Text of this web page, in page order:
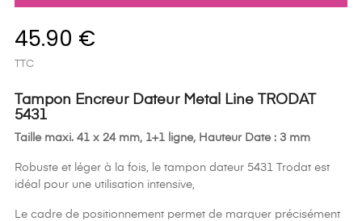
45.90 €
TTC
Tampon Encreur Dateur Metal Line TRODAT
5431
Taille maxi. 41 x 24 mm, 1+1 ligne, Hauteur Date : 3 mm
Robuste et léger à la fois, le tampon dateur 5431 Trodat est
idéal pour une utilisation intensive,
Le cadre de positionnement permet de marquer précisément